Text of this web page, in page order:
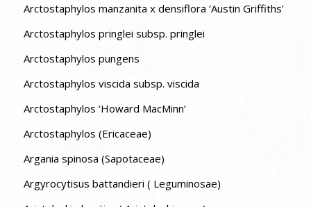
Arctostaphylos manzanita x densiflora ‘Austin Griffiths’
Arctostaphylos pringlei subsp. pringlei
Arctostaphylos pungens
Arctostaphylos viscida subsp. viscida
Arctostaphylos ‘Howard MacMinn’
Arctostaphylos (Ericaceae)
Argania spinosa (Sapotaceae)
Argyrocytisus battandieri ( Leguminosae)